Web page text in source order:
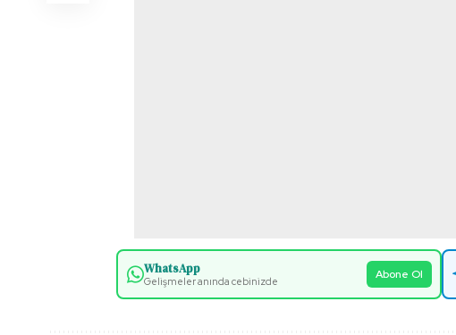
WhatsApp
Gelişmeler anında cebinizde Abone Ol